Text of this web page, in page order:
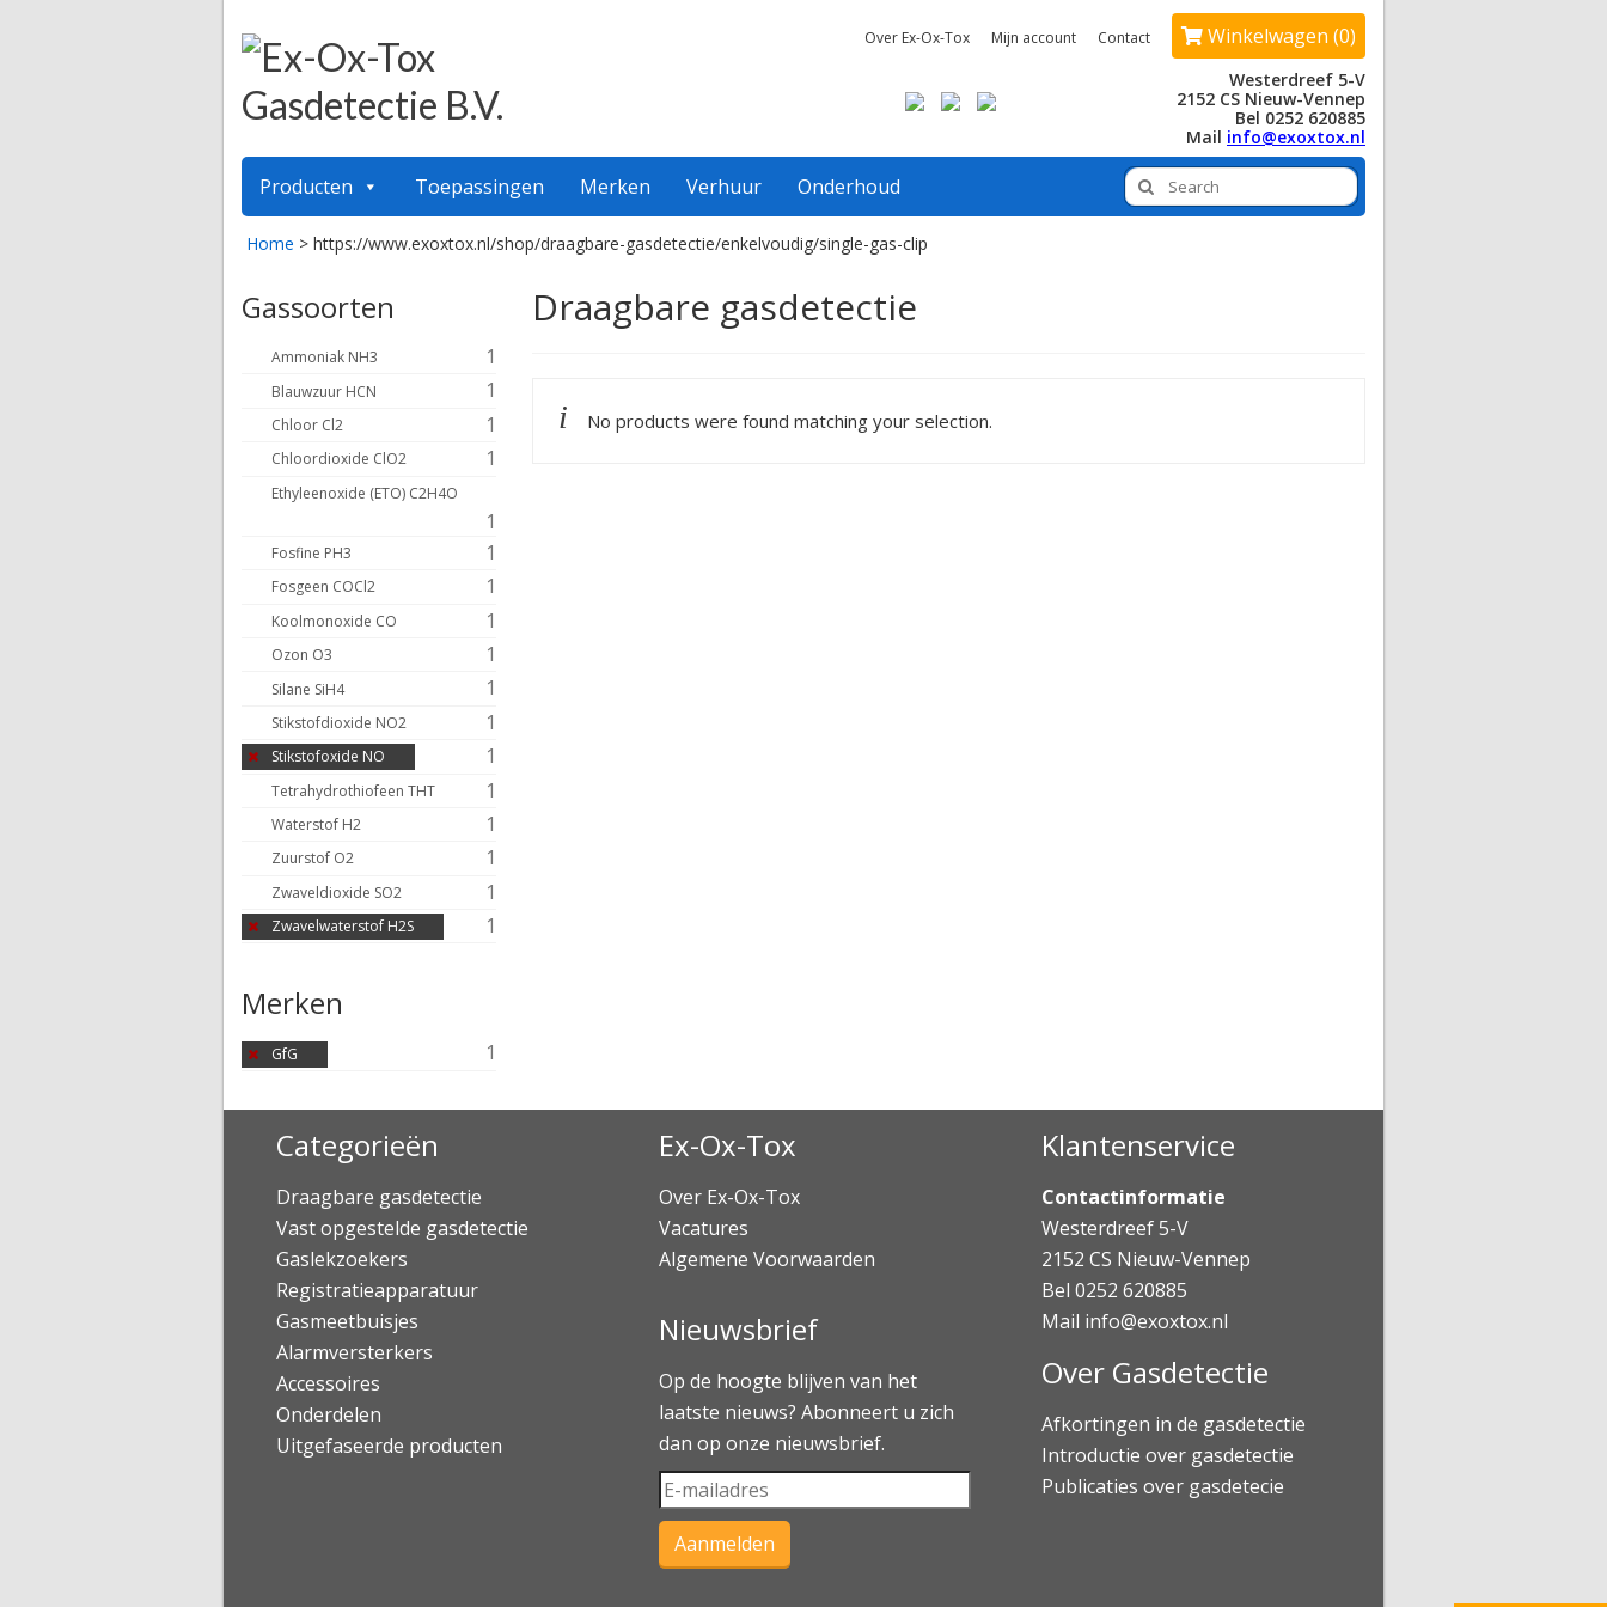
Winkelwagen (0)
Over Ex-Ox-Tox Mijn account Contact
Westerdreef 5-V
2152 CS Nieuw-Vennep
Bel 0252 620885
Mail info@exoxtox.nl
Producten Toepassingen Merken Verhuur Onderhoud
Home >https://www.exoxtox.nl/shop/draagbare-gasdetectie/enkelvoudig/single-gas-clip
Draagbare gasdetectie
No products were found matching your selection.
Gassoorten
Ammoniak NH3 1
Blauwzuur HCN 1
Chloor Cl2 1
Chloordioxide ClO2 1
Ethyleenoxide (ETO) C2H4O
1
Fosfine PH3 1
Fosgeen COCl2 1
Koolmonoxide CO 1
Ozon O3 1
Silane SiH4 1
Stikstofdioxide NO2 1
Stikstofoxide NO 1
Tetrahydrothiofeen THT 1
Waterstof H2 1
Zuurstof O2 1
Zwaveldioxide SO2 1
Zwavelwaterstof H2S 1
Merken
GfG 1
Categorieën
Draagbare gasdetectie
Vast opgestelde gasdetectie
Gaslekzoekers
Registratieapparatuur
Gasmeetbuisjes
Alarmversterkers
Accessoires
Onderdelen
Uitgefaseerde producten
Ex-Ox-Tox
Over Ex-Ox-Tox
Vacatures
Algemene Voorwaarden
Nieuwsbrief
Op de hoogte blijven van het
laatste nieuws? Abonneert u zich
dan op onze nieuwsbrief.
Klantenservice
Contactinformatie
Westerdreef 5-V
2152 CS Nieuw-Vennep
Bel 0252 620885
Mail info@exoxtox.nl
Over Gasdetectie
Afkortingen in de gasdetectie
Introductie over gasdetectie
Publicaties over gasdetecie